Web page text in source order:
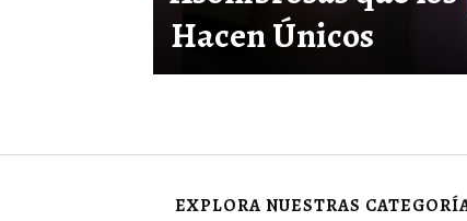
Hacen Únicos
EXPLORA NUESTRAS